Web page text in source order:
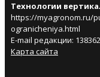
Технологии
https://myagronom.ru/
ogranicheniya.html
E-mail редакции:
Карта сайта